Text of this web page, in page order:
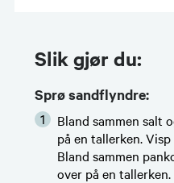
Slik gjør du:
Sprø sandflyndre:
Bland sammen salt
på en tallerken.
Bland sammen
over på en tallerken.